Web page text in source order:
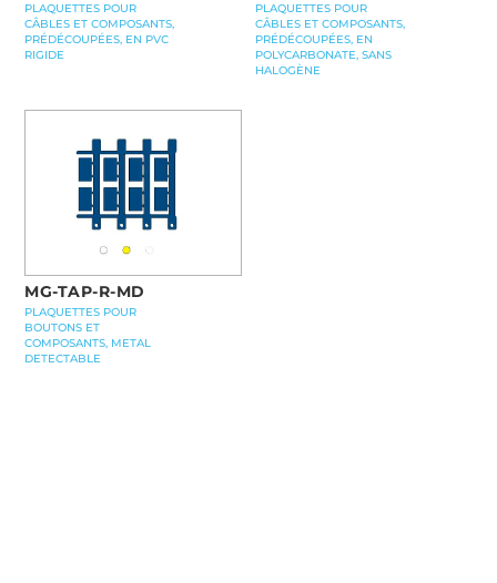
PLAQUETTES POUR
CÂBLES ET COMPOSANTS,
PRÉDÉCOUPÉES, EN PVC
RIGIDE
PLAQUETTES POUR
CÂBLES ET COMPOSANTS,
PRÉDÉCOUPÉES, EN
POLYCARBONATE, SANS
HALOGÈNE
MG-TAP-R-MD
PLAQUETTES POUR
BOUTONS ET
COMPOSANTS, METAL
DETECTABLE